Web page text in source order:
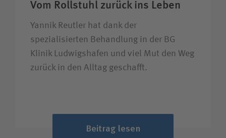
Vom Rollstuhl zurück ins Leben
Yannik Reutler hat dank der
spezialisierten Behandlung in der BG
Klinik Ludwigshafen und viel Mut den Weg
zurück in den Alltag geschafft.
Beitrag lesen